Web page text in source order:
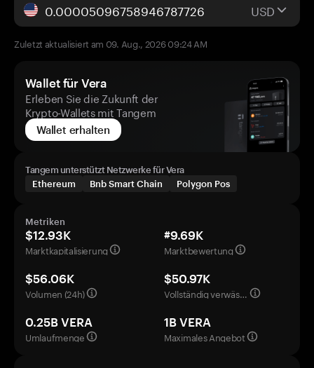
USD
Zuletzt aktualisiert am 09. Aug., 2026 09:24 AM
Wallet für Vera
Erleben Sie die Zukunft der
Krypto-Wallets mit Tangem
Wallet erhalten
Tangem unterstützt Netzwerke für Vera
Ethereum
Bnb Smart Chain Polygon Pos
Metriken
$12.93K
Marktkapitalisierung
#9.69K
Marktbewertung
$56.06K
Volumen (24h)
$50.97K
Vollständig verwässerte Bewertung
0.25B VERA
Umlaufmenge
1B VERA
Maximales Angebot